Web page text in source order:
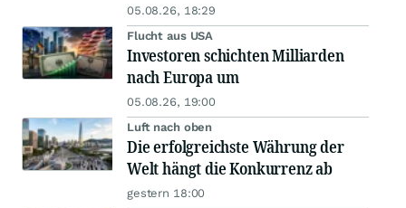
05.08.26, 18:29
Flucht aus USA
Investoren schichten Milliarden
nach Europa um
05.08.26, 19:00
Luft nach oben
Die erfolgreichste Währung der
Welt hängt die Konkurrenz ab
gestern 18:00